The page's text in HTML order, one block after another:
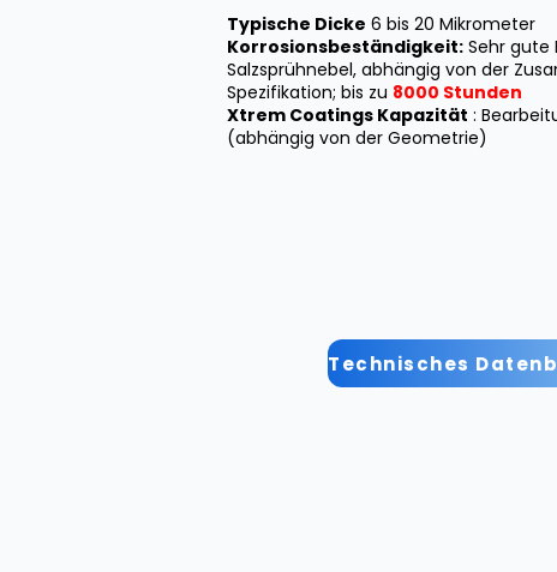
Typische Dicke 6 bis 20 Mikrometer
Korrosionsbeständigkeit: Sehr gute
Salzsprühnebel, abhängig von der
Spezifikation; bis zu 8000 Stunden
Xtrem Coatings Kapazität :
(abhängig von der Geometrie)